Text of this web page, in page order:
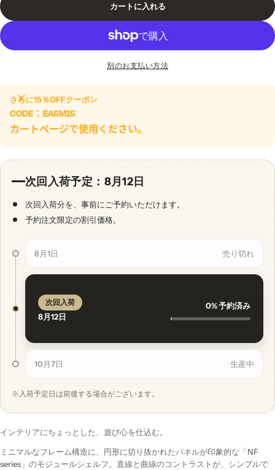
カートに入れる
別のお支払い方法
さらに15％OFFクーポン
CODE： EASM15
カートページで使用ください。
次回入荷予定：8月12日
次回入荷分を、事前にご予約いただけます。
予約注文限定の割引価格。
8月1日 売り切れ
次回入荷
8月12日
0% 予約済み
10月7日 生産中
※入荷予定日は前後する場合がございます。
インテリアにちょっとした、遊び心を仕込む。
ミニマルなフレーム構造に、円形に切り抜かれたパネルが印象的な「NF
series」のモジュールシェルフ。直線と曲線のコントラストが、シンプルで